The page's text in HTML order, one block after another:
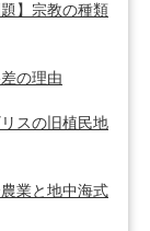
】宗教の種類
の理由
スの旧植民地
業と地中海式